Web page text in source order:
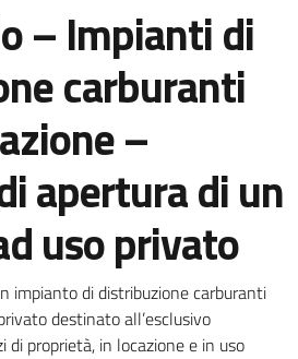
– Impianti di
carburanti
–
apertura di un
uso privato
impianto di distribuzione carburanti
destinato all’esclusivo
proprietà, in locazione e in uso